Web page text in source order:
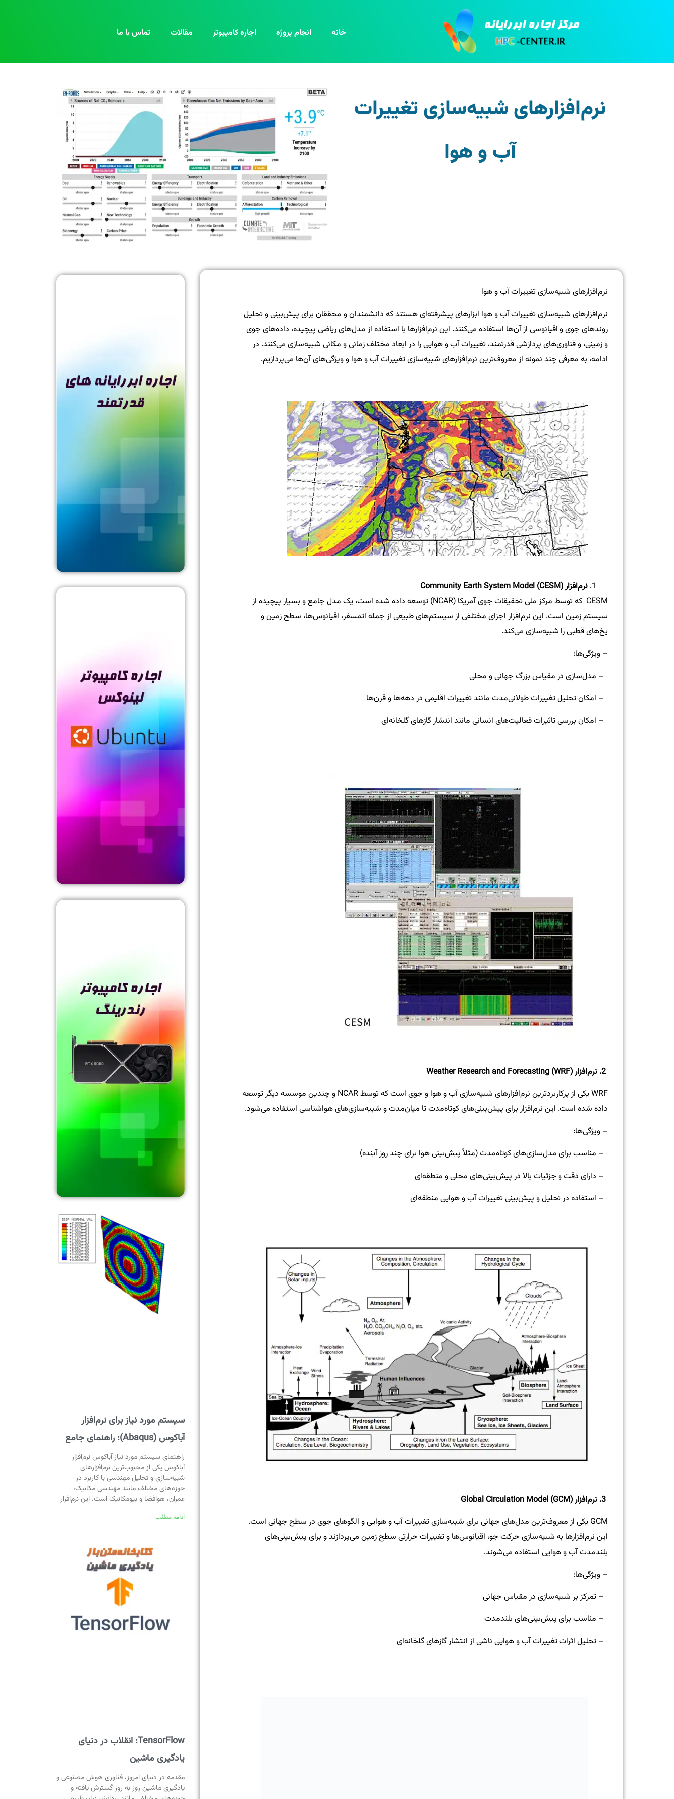
خانه انجام پروژه اجاره کامپیوتر مقالات تماس با ما
نرم‌افزارهای شبیه‌سازی تغییرات
آب و هوا
نرم‌افزارهای شبیه‌سازی تغییرات آب و هوا
نرم‌افزارهای شبیه‌سازی تغییرات آب و هوا ابزارهای پیشرفته‌ای هستند که دانشمندان و محققان برای پیش‌بینی و تحلیل
روندهای جوی و اقیانوسی از آن‌ها استفاده می‌کنند. این نرم‌افزارها با استفاده از مدل‌های ریاضی پیچیده، داده‌های جوی
و زمینی، و فناوری‌های پردازشی قدرتمند، تغییرات آب و هوایی را در ابعاد مختلف زمانی و مکانی شبیه‌سازی می‌کنند. در
ادامه، به معرفی چند نمونه از معروف‌ترین نرم‌افزارهای شبیه‌سازی تغییرات آب و هوا و ویژگی‌های آن‌ها می‌پردازیم.
نرم‌افزار
CESM که توسط مرکز ملی تحقیقات جوی آمریکا (NCAR) توسعه داده شده است، یک مدل جامع و بسیار پیچیده از
سیستم زمین است. این نرم‌افزار اجزای مختلفی از سیستم‌های طبیعی از جمله اتمسفر، اقیانوس‌ها، سطح زمین و
یخ‌های قطبی را شبیه‌سازی می‌کند.
– ویژگی‌ها:
– مدل‌سازی در مقیاس بزرگ جهانی و محلی
– امکان تحلیل تغییرات طولانی‌مدت مانند تغییرات اقلیمی در دهه‌ها و قرن‌ها
– امکان بررسی تاثیرات فعالیت‌های انسانی مانند انتشار گازهای گلخانه‌ای
WRF یکی از پرکاربردترین نرم‌افزارهای شبیه‌سازی آب و هوا و جوی است که توسط NCAR و چندین موسسه دیگر توسعه
داده شده است. این نرم‌افزار برای پیش‌بینی‌های کوتاه‌مدت تا میان‌مدت و شبیه‌سازی‌های هواشناسی استفاده می‌شود.
– ویژگی‌ها:
– مناسب برای مدل‌سازی‌های کوتاه‌مدت (مثلاً پیش‌بینی هوا برای چند روز آینده)
– دارای دقت و جزئیات بالا در پیش‌بینی‌های محلی و منطقه‌ای
– استفاده در تحلیل و پیش‌بینی تغییرات آب و هوایی منطقه‌ای
نرم‌افزار
GCM یکی از معروف‌ترین مدل‌های جهانی برای شبیه‌سازی تغییرات آب و هوایی و الگوهای جوی در سطح جهانی است.
این نرم‌افزارها به شبیه‌سازی حرکت جو، اقیانوس‌ها و تغییرات حرارتی سطح زمین می‌پردازند و برای پیش‌بینی‌های
بلندمدت آب و هوایی استفاده می‌شوند.
– ویژگی‌ها:
– تمرکز بر شبیه‌سازی در مقیاس جهانی
– مناسب برای پیش‌بینی‌های بلندمدت
– تحلیل اثرات تغییرات آب و هوایی ناشی از انتشار گازهای گلخانه‌ای
سیستم مورد نیاز برای نرم‌افزار
آباکوس (Abaqus): راهنمای جامع
راهنمای سیستم مورد نیاز آباکوس نرم‌افزار
آباکوس یکی از محبوب‌ترین نرم‌افزارهای
شبیه‌سازی و تحلیل مهندسی با کاربرد در
حوزه‌های مختلف مانند مهندسی مکانیک،
عمران، هوافضا و بیومکانیک است. این نرم‌افزار
ادامه مطلب
TensorFlow: انقلاب در دنیای
یادگیری ماشین
مقدمه در دنیای امروز، فناوری هوش مصنوعی و
یادگیری ماشین روز به روز گسترش یافته و